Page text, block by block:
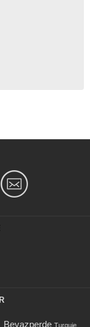
Beyazperde Turquie